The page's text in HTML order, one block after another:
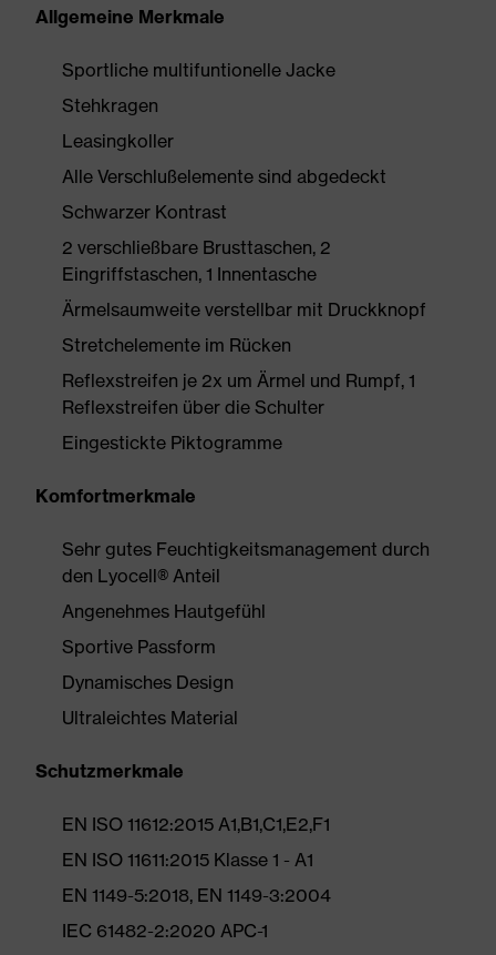
Allgemeine Merkmale
Sportliche multifuntionelle Jacke
Stehkragen
Leasingkoller
Alle Verschlußelemente sind abgedeckt
Schwarzer Kontrast
2 verschließbare Brusttaschen, 2
Eingriffstaschen, 1 Innentasche
Ärmelsaumweite verstellbar mit Druckknopf
Stretchelemente im Rücken
Reflexstreifen je 2x um Ärmel und Rumpf, 1
Reflexstreifen über die Schulter
Eingestickte Piktogramme
Komfortmerkmale
Sehr gutes Feuchtigkeitsmanagement durch
den Lyocell® Anteil
Angenehmes Hautgefühl
Sportive Passform
Dynamisches Design
Ultraleichtes Material
Schutzmerkmale
EN ISO 11612:2015 A1,B1,C1,E2,F1
EN ISO 11611:2015 Klasse 1 - A1
EN 1149-5:2018, EN 1149-3:2004
IEC 61482-2:2020 APC-1